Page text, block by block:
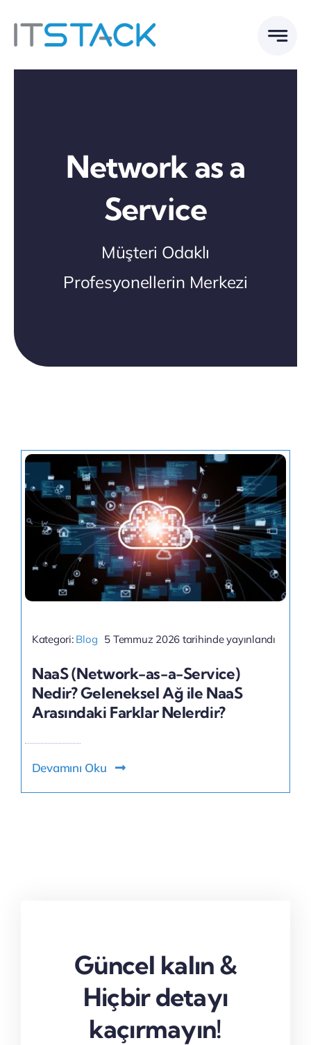
content
Network as a
Service
Müşteri Odaklı
Profesyonellerin Merkezi
Kategori: Blog 5 Temmuz 2026 tarihinde yayınlandı
NaaS (Network-as-a-Service)
Nedir? Geleneksel Ağ ile NaaS
Arasındaki Farklar Nelerdir?
Devamını Oku
Güncel kalın &
Hiçbir detayı
kaçırmayın!